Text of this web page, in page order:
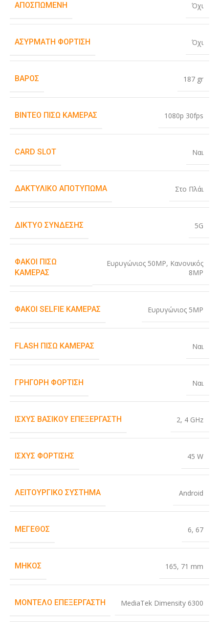
ΑΠΟΣΠΏΜΕΝΗ Όχι
ΑΣΎΡΜΑΤΗ ΦΌΡΤΙΣΗ Όχι
ΒΆΡΟΣ 187 gr
ΒΊΝΤΕΟ ΠΊΣΩ ΚΆΜΕΡΑΣ 1080p 30fps
CARD SLOT Ναι
ΔΑΚΤΥΛΙΚΌ ΑΠΟΤΎΠΩΜΑ Στο Πλάι
ΔΊΚΤΥΟ ΣΎΝΔΕΣΗΣ 5G
ΦΑΚΟΊ ΠΊΣΩ
ΚΆΜΕΡΑΣ
Ευρυγώνιος 50MP, Κανονικός
8MP
ΦΑΚΟΊ SELFIE ΚΆΜΕΡΑΣ Ευρυγώνιος 5MP
FLASH ΠΊΣΩ ΚΆΜΕΡΑΣ Ναι
ΓΡΉΓΟΡΗ ΦΌΡΤΙΣΗ Ναι
ΙΣΧΎΣ ΒΑΣΙΚΟΎ ΕΠΕΞΕΡΓΑΣΤΉ 2, 4 GHz
ΙΣΧΎΣ ΦΌΡΤΙΣΗΣ 45 W
ΛΕΙΤΟΥΡΓΙΚΌ ΣΎΣΤΗΜΑ Android
ΜΈΓΕΘΟΣ 6, 67
ΜΉΚΟΣ 165, 71 mm
ΜΟΝΤΈΛΟ ΕΠΕΞΕΡΓΑΣΤΉ MediaTek Dimensity 6300